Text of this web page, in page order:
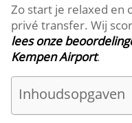
Zo start je relaxed en
privé transfer. Wij
lees onze
Kempen Airport.
Inhoudsopgaven